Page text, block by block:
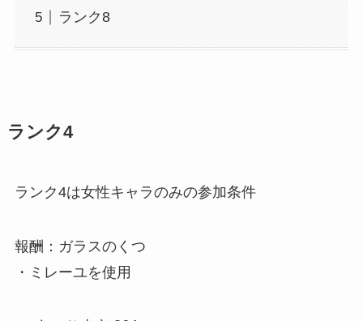
ランク8
ランク4
ランク4は女性キャラのみの参加条件
報酬：ガラスのくつ
・ミレーユを使用